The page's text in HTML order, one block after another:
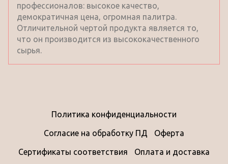
профессионалов: высокое качество,
демократичная цена, огромная палитра.
Отличительной чертой продукта является то,
что он производится из высококачественного
сырья.
Политика конфиденциальности
Согласие на обработку ПД Оферта
Сертификаты соответствия Оплата и доставка